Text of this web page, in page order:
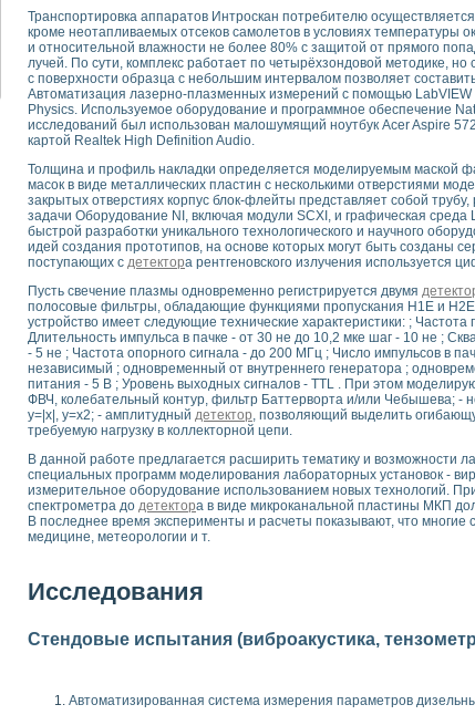
и оптимизации тепловой обработки биопродуктов с применением
функциональных возможностей алгоритма полигармонической
экономичного виртуального полярографа на основе платы USB
макрочастиц в упорядоченных плазменно-пылевых структурах
диагностики крови
дисперсных продуктов при обработке возмущениями давления
сверхпроводящим соленоидом с биквадрантным источником тока
экспериментальной физики на примере выдающихся
выпадения осадка в реальном времени
цвета модели CIE L*a*b с использованием LabVIEW
характеристик солнечных элементов и модулей
анализа в медицинской эндоскопии
программно - аппаратного комплекса NI - Motion
газовых пузырьков по данным эхолокационного
тиристорным электроприводом
INSTRUMENTS для автоматизации процесса очистки сточных вод в
стенда для исследования плазменных процессов синтеза
диагностики плазмы
дифракционные датчики малых перемещений и колебаний
свойств сегнетоэлектриков методом тепловых шумов
и развития дефектов в растущем монокристалле карбида
импедансный томограф на базе платы сбора данных PCI 6052E
механических свойств материалов в наношкале
металлообрабатывающих станков
процессов получения дисперсных продуктов на основе виртуальных
зрения для контроля образцов
обучающих информационных систем и тренажеров для
процессом цементирования нефтегазовых скважин
Транспортировка аппаратов Интроскан потребителю
кроме неотапливаемых отсеков самолетов в условиях температуры
и относительной влажности не более 80% с защитой от прямого
лучей. По сути, комплекс работает по четырёхзондовой методике,
с поверхности образца с небольшим интервалом позволяет
Автоматизация лазерно-плазменных измерений с помощью LabVIEW
Physics. Используемое оборудование и программное обеспечение
исследований был использован малошумящий ноутбук Acer Aspire
картой Realtek High Definition Audio.
Толщина и профиль накладки определяется моделируемым маской
масок в виде металлических пластин с несколькими отверстиями
закрытых отверстиях корпус блок-флейты представляет собой
задачи Оборудование NI, включая модули SCXI, и графическая
быстрой разработки уникального технологического и научного
идей создания прототипов, на основе которых могут быть созданы
поступающих с детектора рентгеновского излучения используется
Пусть свечение плазмы одновременно регистрируется двумя
полосовые фильтры, обладающие функциями пропускания H1E и
устройство имеет следующие технические характеристики: ;
Длительность импульса в пачке - от 30 не до 10,2 мке шаг - 10 не ;
- 5 не ; Частота опорного сигнала - до 200 МГц ; Число импульсов в
независимый ; одновременный от внутреннего генератора ;
питания - 5 В ; Уровень выходных сигналов - TTL . При этом
ФВЧ, колебательный контур, фильтр Баттерворта и/или Чебышева; -
у=|х|, у=х2; - амплитудный детектор , позволяющий выделить
требуемую нагрузку в коллекторной цепи.
В данной работе предлагается расширить тематику и возможности
специальных программ моделирования лабораторных установок -
измерительное оборудование использованием новых технологий.
спектрометра до детектора в виде микроканальной пластины МКП
В последнее время эксперименты и расчеты показывают, что многие
медицине, метеорологии и т.
Исследования
Стендовые испытания (виброакустика,
Автоматизированная система измерения параметров